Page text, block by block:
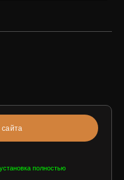
сайта
полностью